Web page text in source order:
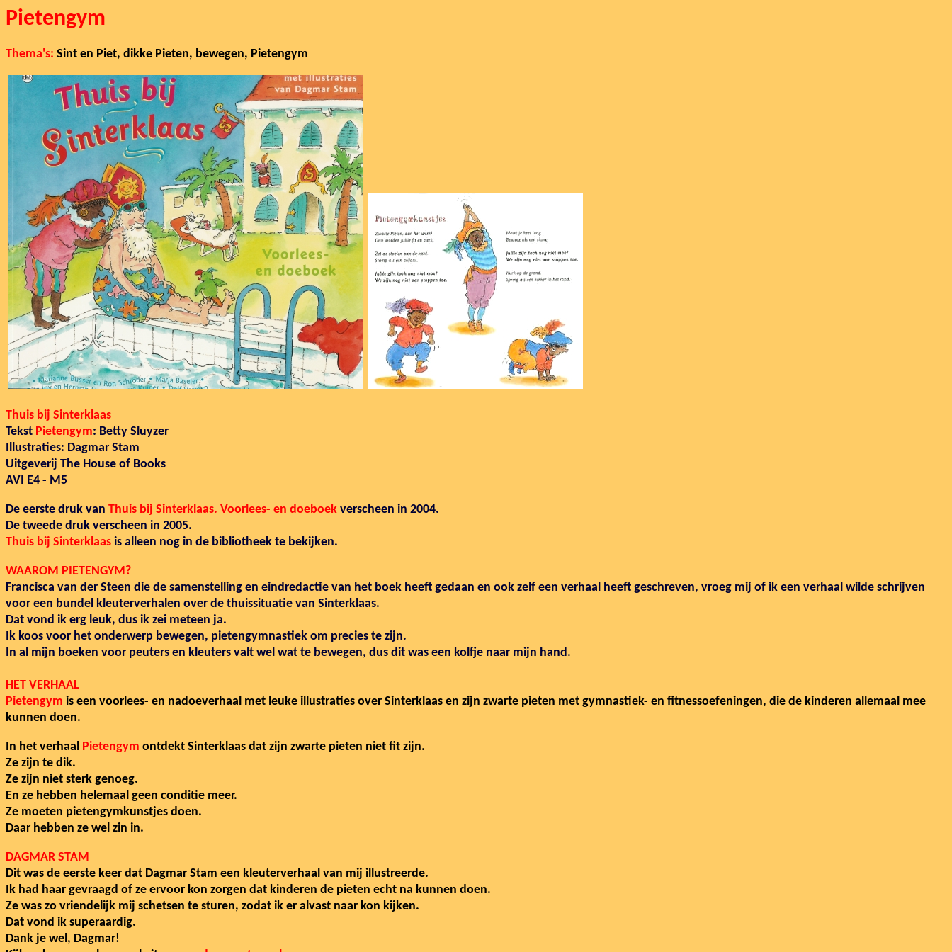
Pietengym
Thema's: Sint en Piet, dikke Pieten, bewegen, Pietengym
Thuis bij Sinterklaas
Tekst Pietengym: Betty Sluyzer
Illustraties: Dagmar Stam
Uitgeverij The House of Books
AVI E4 - M5
De eerste druk van Thuis bij Sinterklaas. Voorlees- en doeboek verscheen in 2004.
De tweede druk verscheen in 2005.
Thuis bij Sinterklaas is alleen nog in de bibliotheek te bekijken.
WAAROM PIETENGYM?
Francisca van der Steen die de samenstelling en eindredactie van het boek heeft gedaan en ook zelf een verhaal heeft geschreven, vroeg mij of ik een verhaal wilde schrijven
voor een bundel kleuterverhalen over de thuissituatie van Sinterklaas.
Dat vond ik erg leuk, dus ik zei meteen ja.
Ik koos voor het onderwerp bewegen, pietengymnastiek om precies te zijn.
In al mijn boeken voor peuters en kleuters valt wel wat te bewegen, dus dit was een kolfje naar mijn hand.
HET VERHAAL
Pietengym is een voorlees- en nadoeverhaal met leuke illustraties over Sinterklaas en zijn zwarte pieten met gymnastiek- en fitnessoefeningen, die de kinderen allemaal mee
kunnen doen.
In het verhaal Pietengym ontdekt Sinterklaas dat zijn zwarte pieten niet fit zijn.
Ze zijn te dik.
Ze zijn niet sterk genoeg.
En ze hebben helemaal geen conditie meer.
Ze moeten pietengymkunstjes doen.
Daar hebben ze wel zin in.
DAGMAR STAM
Dit was de eerste keer dat Dagmar Stam een kleuterverhaal van mij illustreerde.
Ik had haar gevraagd of ze ervoor kon zorgen dat kinderen de pieten echt na kunnen doen.
Ze was zo vriendelijk mij schetsen te sturen, zodat ik er alvast naar kon kijken.
Dat vond ik superaardig.
Dank je wel, Dagmar!